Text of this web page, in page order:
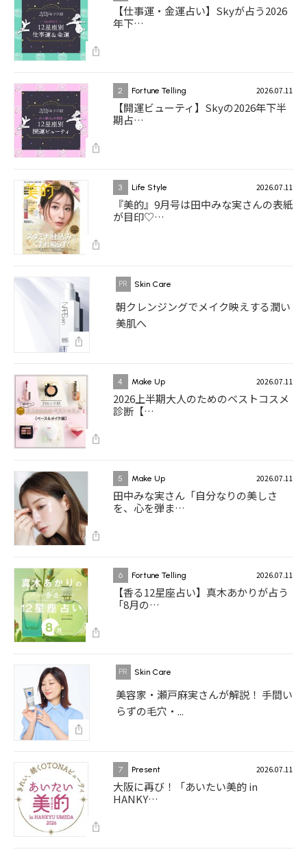
【仕事運・金運占い】Skyが占う2026
年下…
2 Fortune Telling 2026.07.11
【開運ビューティ】Skyの2026年下半
期占…
3 Life Style 2026.07.11
『美的』9月号は田中みな実さんの表紙
が目印♡…
Skin Care
朝クレンジングでメイク映えする潤い
美肌へ
4 Make Up 2026.07.11
2026上半期大人のためのベストコスメ
診断【…
5 Make Up 2026.07.11
田中みな実さん「自分なりの美しさ
を、心を弾ま…
6 Fortune Telling 2026.07.11
【香る12星座占い】真木あかりが占う
「8月の…
Skin Care
美容家・瀬戸麻実さんが解説！ 手間い
らずの毛穴・...
7 Present 2026.07.11
大阪に再び！「あいたい美的 in
HANKY…